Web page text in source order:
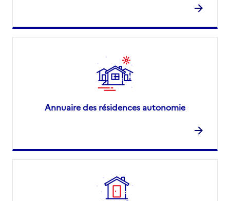
Annuaire des résidences autonomie